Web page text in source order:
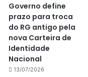
Governo define
prazo para troca
do RG antigo pela
nova Carteira de
Identidade
Nacional
13/07/2026